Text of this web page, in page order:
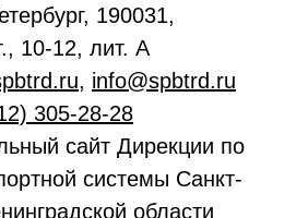
190031,
10-12, лит. А
, info@spbtrd.ru
305-28-28
сайт Дирекции по
системы Санкт-
области